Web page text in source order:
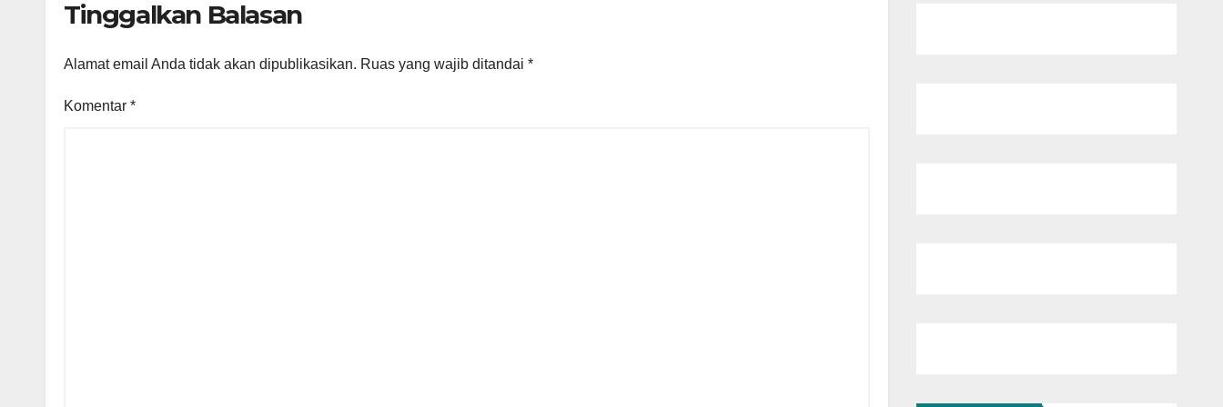
Tinggalkan Balasan
Alamat email Anda tidak akan dipublikasikan. Ruas yang wajib ditandai *
Komentar *